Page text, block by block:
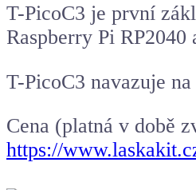
T-PicoC3 je první
Raspberry Pi
T-PicoC3 navazuje
Cena (platná v době
https://